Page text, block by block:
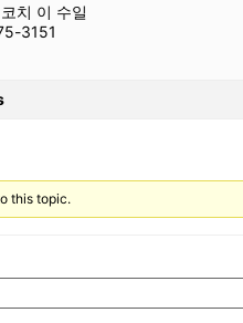
치 이 수일
3151
this topic.